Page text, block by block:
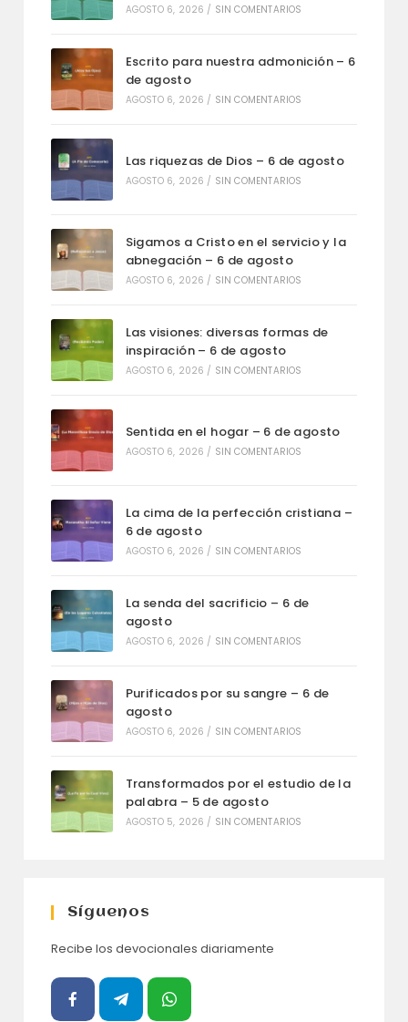
AGOSTO 6, 2026 / SIN COMENTARIOS
Escrito para nuestra admonición – 6
de agosto
AGOSTO 6, 2026 / SIN COMENTARIOS
Las riquezas de Dios – 6 de agosto
AGOSTO 6, 2026 / SIN COMENTARIOS
Sigamos a Cristo en el servicio y la
abnegación – 6 de agosto
AGOSTO 6, 2026 / SIN COMENTARIOS
Las visiones: diversas formas de
inspiración – 6 de agosto
AGOSTO 6, 2026 / SIN COMENTARIOS
Sentida en el hogar – 6 de agosto
AGOSTO 6, 2026 / SIN COMENTARIOS
La cima de la perfección cristiana –
6 de agosto
AGOSTO 6, 2026 / SIN COMENTARIOS
La senda del sacrificio – 6 de
agosto
AGOSTO 6, 2026 / SIN COMENTARIOS
Purificados por su sangre – 6 de
agosto
AGOSTO 6, 2026 / SIN COMENTARIOS
Transformados por el estudio de la
palabra – 5 de agosto
AGOSTO 5, 2026 / SIN COMENTARIOS
Síguenos
Recibe los devocionales diariamente